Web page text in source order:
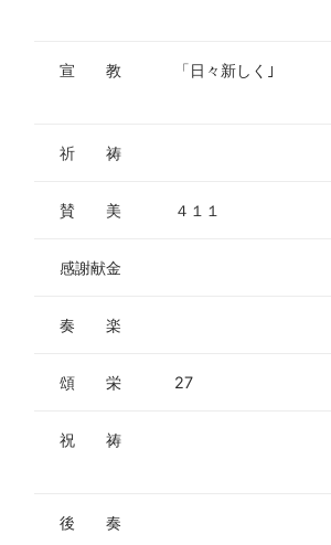
宣 教 「日々新しく｣
祈 祷
賛 美 ４１１
感謝献金
奏 楽
頌 栄 27
祝 祷
後 奏